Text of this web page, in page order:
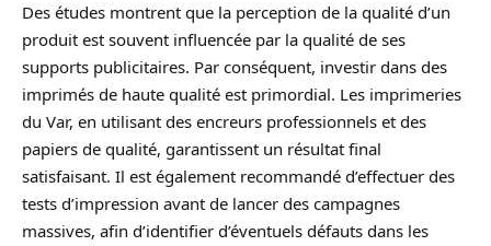
Des études montrent que la perception de la qualité d’un
produit est souvent influencée par la qualité de ses
supports publicitaires. Par conséquent, investir dans des
imprimés de haute qualité est primordial. Les imprimeries
du Var, en utilisant des encreurs professionnels et des
papiers de qualité, garantissent un résultat final
satisfaisant. Il est également recommandé d’effectuer des
tests d’impression avant de lancer des campagnes
massives, afin d’identifier d’éventuels défauts dans les